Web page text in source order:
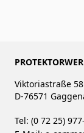
Viktoriastraße 58
D-76571
Tel: (0 72 25)